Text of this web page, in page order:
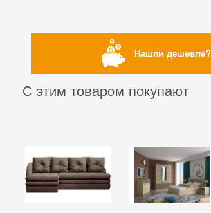
Нашли дешевле?
С этим товаром покупают